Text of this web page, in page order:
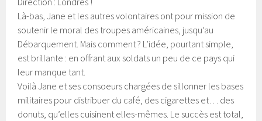
Là-bas, Jane et les autres volontaires ont pour mission de
soutenir le moral des troupes américaines, jusqu’au
Débarquement. Mais comment ? L’idée, pourtant simple,
est brillante : en offrant aux soldats un peu de ce pays qui
leur manque tant.
Voilà Jane et ses consoeurs chargées de sillonner les bases
militaires pour distribuer du café, des cigarettes et… des
donuts, qu’elles cuisinent elles-mêmes. Le succès est total,